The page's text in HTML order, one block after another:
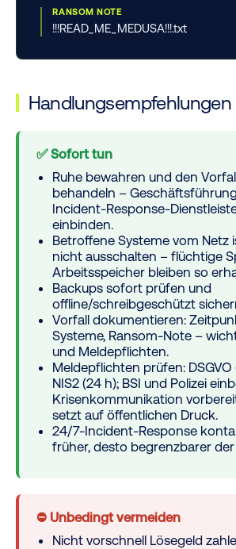
RANSOM NOTE
!!!READ_ME_MEDUSA!!!.txt
Handlungsempfehlungen
✅ Sofort tun
Ruhe bewahren und den
behandeln –
Incident-Response-
einbinden.
Betroffene Systeme vom Netz
nicht ausschalten – flüchtige
Arbeitsspeicher bleiben so
Backups sofort prüfen und
offline/schreibgeschützt
Vorfall dokumentieren:
Systeme, Ransom-Note –
und Meldepflichten.
Meldepflichten prüfen: DSGVO
NIS2 (24 h); BSI und Polizei
Krisenkommunikation
setzt auf öffentlichen Druck.
24/7-Incident-Response
früher, desto begrenzbarer
⛔ Unbedingt vermeiden
Nicht vorschnell Lösegeld